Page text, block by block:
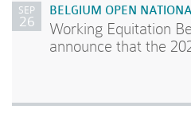
SEP
26
BELGIUM OPEN
Working Equitation
announce that the